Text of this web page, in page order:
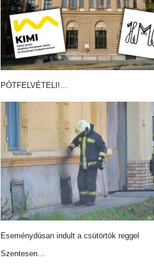
PÓTFELVÉTELI!…
Eseménydúsan indult a csütörtök reggel
Szentesen…